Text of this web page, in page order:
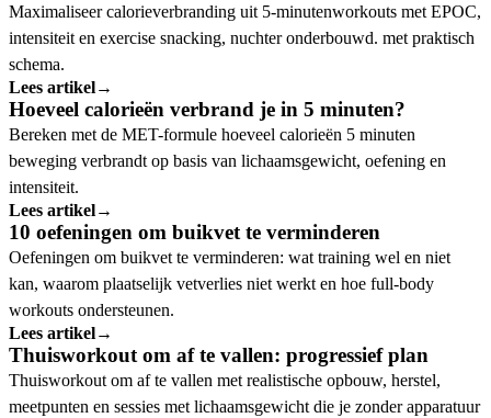
Maximaliseer calorieverbranding uit 5-minutenworkouts met EPOC,
intensiteit en exercise snacking, nuchter onderbouwd. met praktisch
schema.
Lees artikel→
Hoeveel calorieën verbrand je in 5 minuten?
Bereken met de MET-formule hoeveel calorieën 5 minuten
beweging verbrandt op basis van lichaamsgewicht, oefening en
intensiteit.
Lees artikel→
10 oefeningen om buikvet te verminderen
Oefeningen om buikvet te verminderen: wat training wel en niet
kan, waarom plaatselijk vetverlies niet werkt en hoe full-body
workouts ondersteunen.
Lees artikel→
Thuisworkout om af te vallen: progressief plan
Thuisworkout om af te vallen met realistische opbouw, herstel,
meetpunten en sessies met lichaamsgewicht die je zonder apparatuur